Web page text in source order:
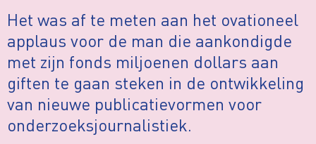
Het was af te meten aan het ovationeel
applaus voor de man die aankondigde
met zijn fonds miljoenen dollars aan
giften te gaan steken in de ontwikkeling
van nieuwe publicatievormen voor
onderzoeksjournalistiek.